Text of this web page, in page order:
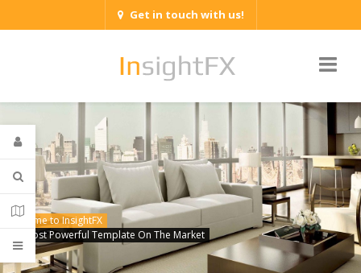
Get in touch with us!
Welcome to InsightFX
The Most Powerful Template On The Market